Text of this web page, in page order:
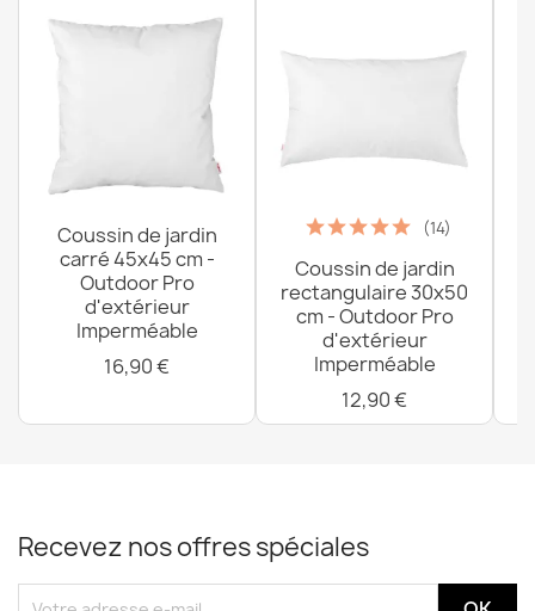
structurel, Loft Crème / Beige
555,90 €
Coussin de jardin
carré 45x45 cm -
Outdoor Pro
d'extérieur
Imperméable
16,90 €
(14)
Coussin de jardin
rectangulaire 30x50
cm - Outdoor Pro
d'extérieur
Imperméable
12,90 €
Recevez nos offres spéciales